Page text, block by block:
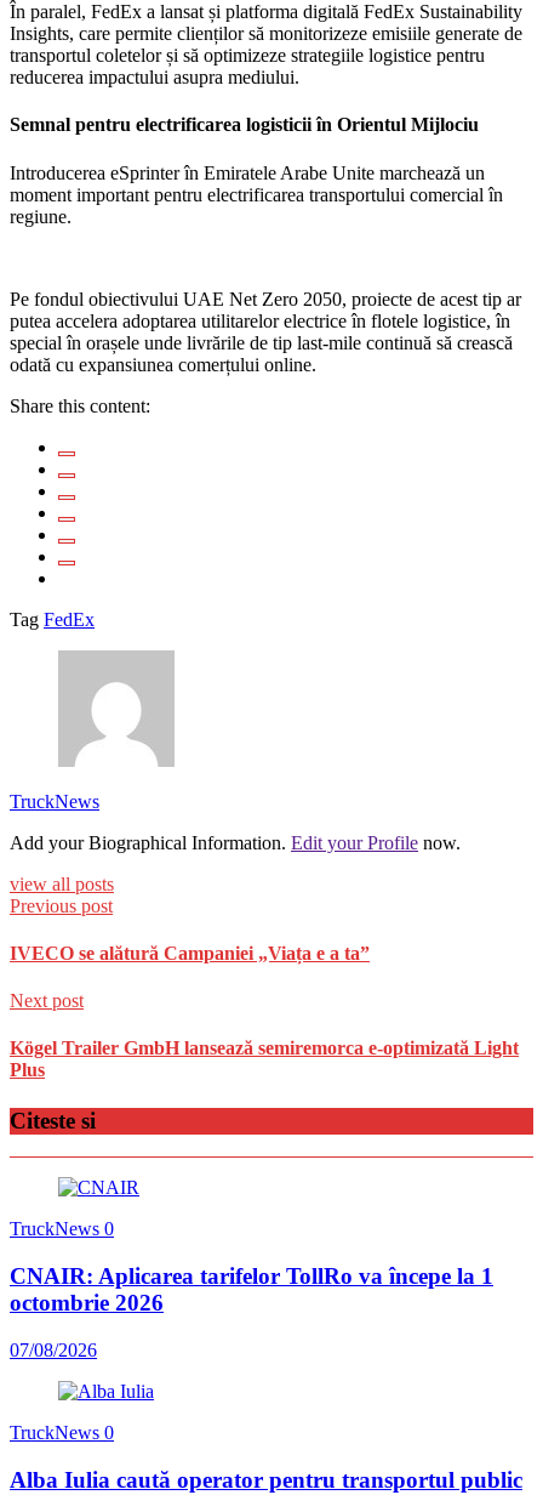
În paralel, FedEx a lansat și platforma digitală FedEx Sustainability
Insights, care permite clienților să monitorizeze emisiile generate de
transportul coletelor și să optimizeze strategiile logistice pentru
reducerea impactului asupra mediului.
Semnal pentru electrificarea logisticii în Orientul Mijlociu
Introducerea eSprinter în Emiratele Arabe Unite marchează un
moment important pentru electrificarea transportului comercial în
regiune.
Pe fondul obiectivului UAE Net Zero 2050, proiecte de acest tip ar
putea accelera adoptarea utilitarelor electrice în flotele logistice, în
special în orașele unde livrările de tip last-mile continuă să crească
odată cu expansiunea comerțului online.
Share this content:
Tag FedEx
TruckNews
Add your Biographical Information. Edit your Profile now.
view all posts
Previous post
IVECO se alătură Campaniei „Viața e a ta”
Next post
Kögel Trailer GmbH lansează semiremorca e-optimizată Light
Plus
Citeste si
TruckNews 0
CNAIR: Aplicarea tarifelor TollRo va începe la 1
octombrie 2026
07/08/2026
TruckNews 0
Alba Iulia caută operator pentru transportul public